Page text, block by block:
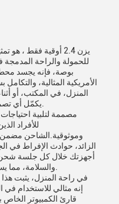
للحمولة والراحة
الأمريكية المثالية،
المنزل، في المكتب، أو
مصممة لتلبية
للأفراد
وموثوقية.الشاحن مضمن
الزائد، حوادث الإفراط في
أجهزتك خلال كل جلسة
في راحة المنزل، يثبت هذا
إنه مثالي للاستخدام
قارئ الكمبيوتر الخاص